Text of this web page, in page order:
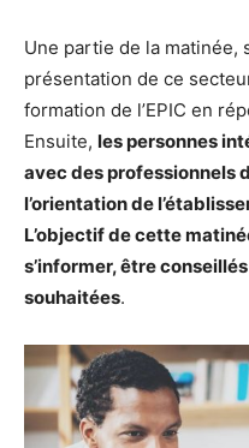
Une partie de la matinée,
présentation de ce
formation de l’EPIC en
Ensuite, les personnes
avec des professionnels
l’orientation de
L’objectif de cette
s’informer, être
souhaitées.